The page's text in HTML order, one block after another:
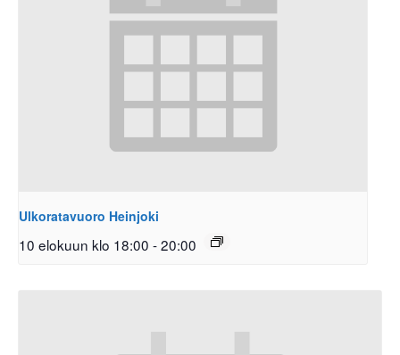
Ulkoratavuoro Heinjoki
10 elokuun klo 18:00 -20:00